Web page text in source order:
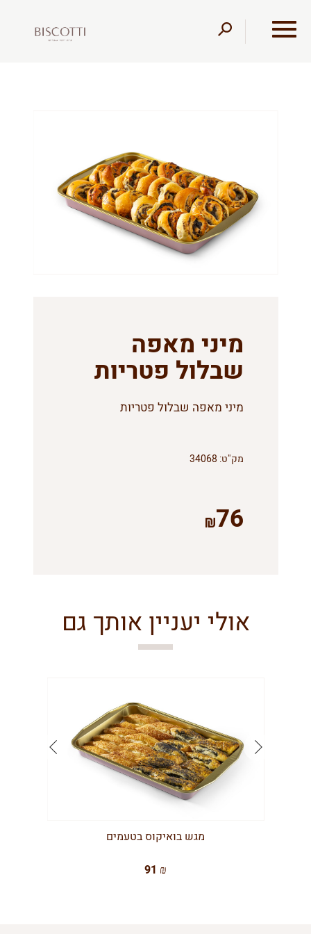
עמוד הבית מאפים ולחמים
מיני
מיני מאפה
שבלול פטריות
מיני מאפה שבלול פטריות
מק"ט: 34068
76
אולי יעניין אותך גם
מגש בואיקוס בטעמים
91 ₪